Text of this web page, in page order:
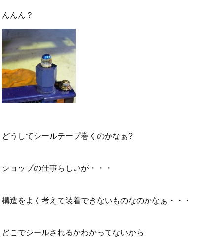
んんん？
どうしてシールテープ巻くのかなぁ?
ショップの仕事らしいが・・・
構造をよく考えて装着できないものなのかなぁ・・・
どこでシールされるかわかってないから